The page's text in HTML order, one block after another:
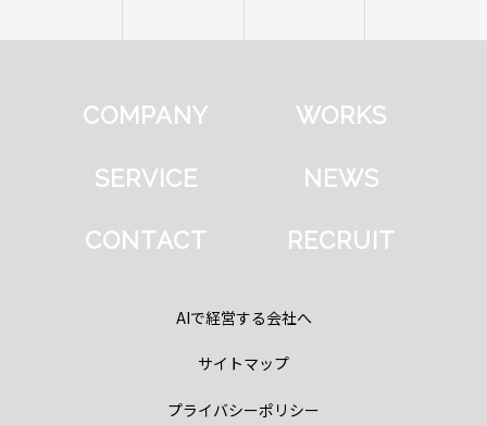
COMPANY WORKS
SERVICE NEWS
CONTACT RECRUIT
AIで経営する会社へ
サイトマップ
プライバシーポリシー